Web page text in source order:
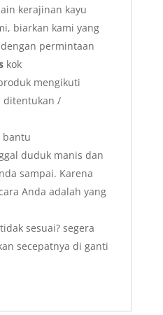
kerajinan kayu
biarkan kami yang
permintaan
kok
mengikuti
ditentukan /
bantu
duduk manis dan
sampai. Karena
Anda adalah yang
sesuai? segera
secepatnya di ganti